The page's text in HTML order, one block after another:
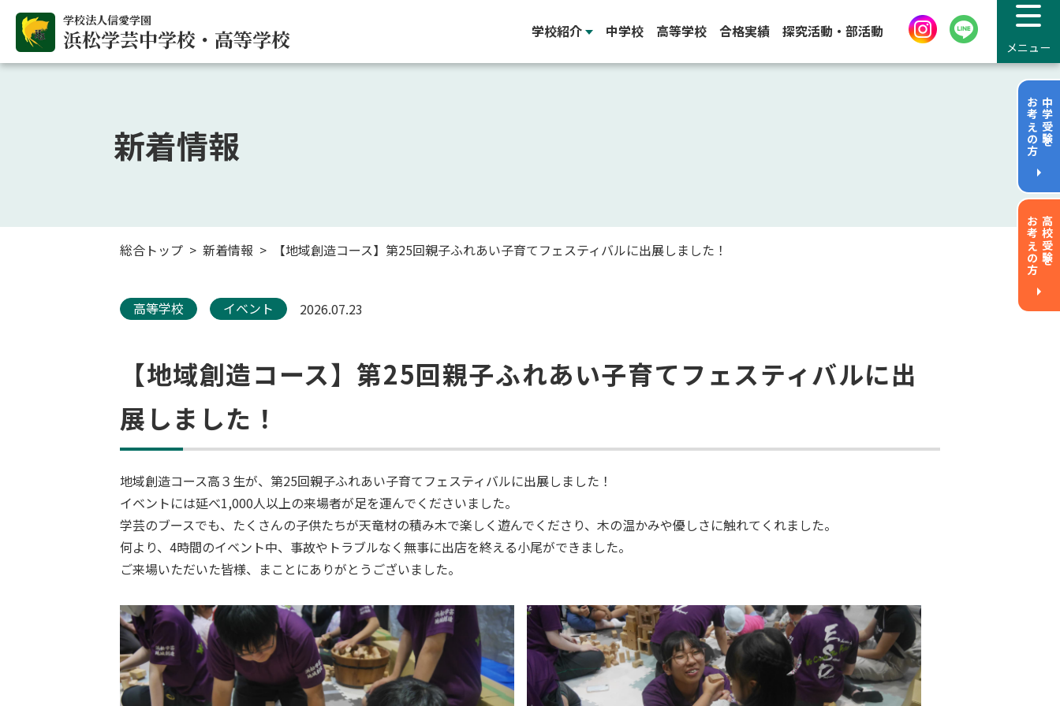
学校法人信愛学園
浜松学芸中学校・高等学校 学校紹介 中学校 高等学校 合格実績 探究活動・部活動
メニュー
中学受験を
お考えの方
高校受験を
お考えの方
新着情報
総合トップ 新着情報 【地域創造コース】第25回親子ふれあい子育てフェスティバルに出展しました！
高等学校 イベント 2026.07.23
【地域創造コース】第25回親子ふれあい子育てフェスティバルに出
展しました！
地域創造コース高３生が、 第25回親子ふれあい子育てフェスティバルに出展しました！
イベントには延べ1,000人以上の来場者が足を運んでくださいました。
学芸のブースでも、たくさんの子供たちが天竜材の積み木で楽しく遊んでくださり、木の温かみや優しさに触れてくれました。
何より、4時間のイベント中、事故やトラブルなく無事に出店を終える小尾ができました。
ご来場いただいた皆様、まことにありがとうございました。